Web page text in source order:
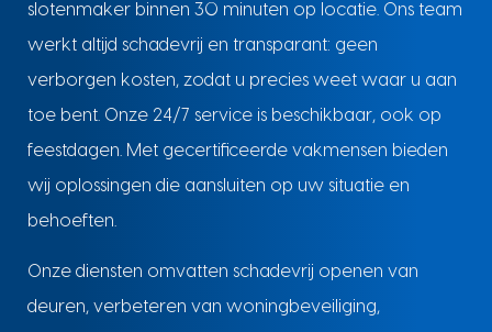
slotenmaker binnen 30 minuten op locatie. Ons team
werkt altijd schadevrij en transparant: geen
verborgen kosten, zodat u precies weet waar u aan
toe bent. Onze 24/7 service is beschikbaar, ook op
feestdagen. Met gecertificeerde vakmensen bieden
wij oplossingen die aansluiten op uw situatie en
behoeften.
Onze diensten omvatten schadevrij openen van
deuren, verbeteren van woningbeveiliging,